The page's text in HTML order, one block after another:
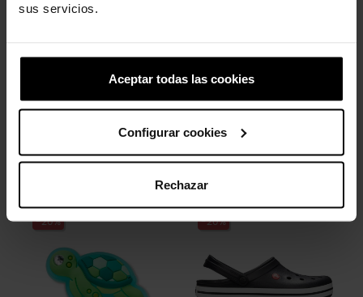
sus servicios.
Aceptar todas las cookies
Configurar cookies
Rechazar
A tira traseira giratória permite um ajuste mais preciso.
O icônico Crocs Comfort™. Leve. Flexível. Conforto de todos os
Clientes que compraram este
produto também compraram:
-20% -20%